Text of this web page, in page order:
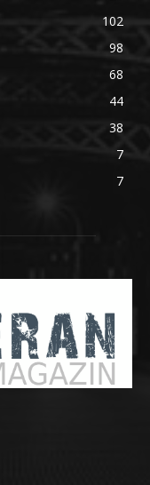
102
98
68
44
38
7
7